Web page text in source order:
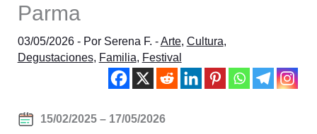
Parma
03/05/2026 - Por Serena F. -Arte, Cultura,
Degustaciones, Familia, Festival
15/02/2025 – 17/05/2026